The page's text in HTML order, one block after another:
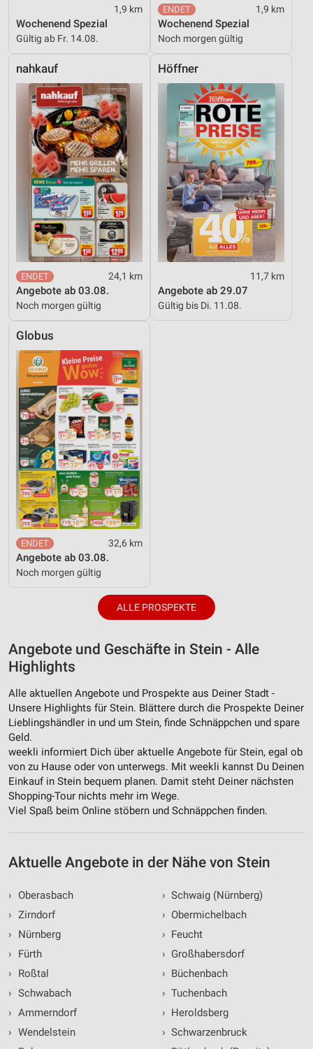
1,9 km
Wochenend Spezial
Gültig ab Fr. 14.08.
1,9 km
Wochenend Spezial
Noch morgen gültig
nahkauf
24,1 km
Angebote ab 03.08.
Noch morgen gültig
Höffner
11,7 km
Angebote ab 29.07
Gültig bis Di. 11.08.
Globus
32,6 km
Angebote ab 03.08.
Noch morgen gültig
ALLE PROSPEKTE
Angebote und Geschäfte in Stein - Alle
Highlights
Alle aktuellen Angebote und Prospekte aus Deiner Stadt -
Unsere Highlights für Stein. Blättere durch die Prospekte Deiner
Lieblingshändler in und um Stein, finde Schnäppchen und spare
Geld.
weekli informiert Dich über aktuelle Angebote für Stein, egal ob
von zu Hause oder von unterwegs. Mit weekli kannst Du Deinen
Einkauf in Stein bequem planen. Damit steht Deiner nächsten
Shopping-Tour nichts mehr im Wege.
Viel Spaß beim Online stöbern und Schnäppchen finden.
Aktuelle Angebote in der Nähe von Stein
›
Oberasbach
› Zirndorf
›
Nürnberg
›
Fürth
›
Roßtal
› Schwabach
› Ammerndorf
› Wendelstein
› Schwaig (Nürnberg)
› Obermichelbach
› Feucht
› Großhabersdorf
› Büchenbach
› Tuchenbach
› Heroldsberg
› Schwarzenbruck